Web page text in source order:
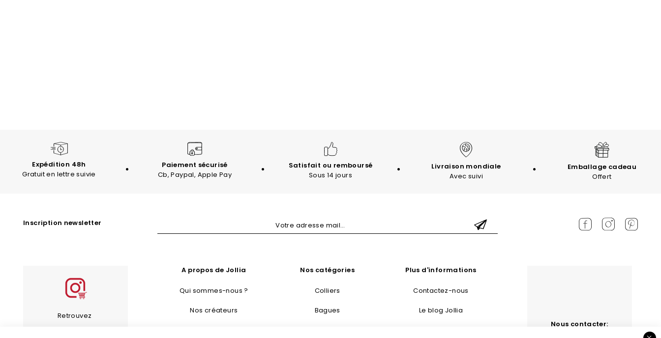
Expédition 48h
Gratuit en lettre suivie
Paiement sécurisé
Cb, Paypal, Apple Pay
Satisfait ou remboursé
Sous 14 jours
Livraison mondiale
Avec suivi
Emballage cadeau
Offert
Inscription newsletter
Retrouvez
A propos de Jollia
Qui sommes-nous ?
Nos créateurs
Nos catégories
Colliers
Bagues
Plus d'informations
Contactez-nous
Le blog Jollia
Nous contacter: